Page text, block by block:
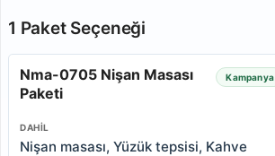
1 Paket Seçeneği
Nma-0705 Nişan Masası
Paketi
Kampanya
DAHIL
Nişan masası, Yüzük tepsisi, Kahve